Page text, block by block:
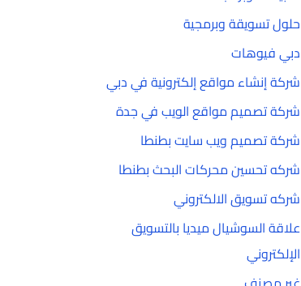
حلول تسويقة وبرمجية
دبي فيوهات
شركة إنشاء مواقع إلكترونية في دبي
شركة تصميم مواقع الويب في جدة
شركة تصميم ويب سايت بطنطا
شركه تحسين محركات البحث بطنطا
شركه تسويق الالكتروني
علاقة السوشيال ميديا بالتسويق
الإلكتروني